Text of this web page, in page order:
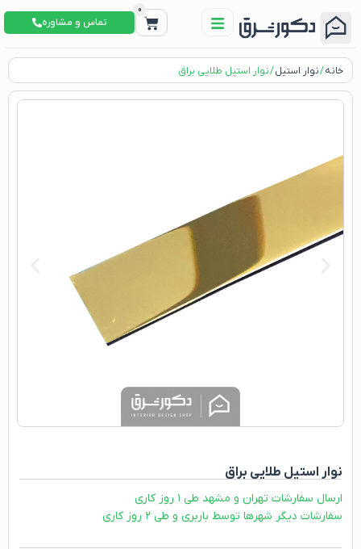
0
تماس و مشاوره
خانه/نوار استیل/ نوار استیل طلایی براق
نوار استیل طلایی براق
ارسال سفارشات تهران و مشهد طی ۱ روز کاری
سفارشات دیگر شهرها توسط باربری و طی ۲ روز کاری